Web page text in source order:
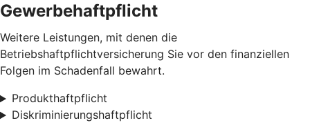
Gewerbe­haftpflicht
Weitere Leistungen, mit denen die
Betriebshaftpflichtversicherung Sie vor den finanziellen
Folgen im Schadenfall bewahrt.
Produkthaftpflicht
Diskriminierungshaftpflicht